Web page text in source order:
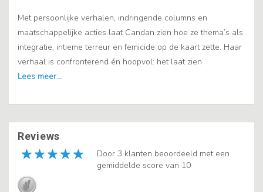
Met persoonlijke verhalen, indringende columns en
maatschappelijke acties laat Candan zien hoe ze thema’s als
integratie, intieme terreur en femicide op de kaart zette. Haar
verhaal is confronterend én hoopvol: het laat zien
Reviews
Door 3 klanten beoordeeld met een
gemiddelde score van 10